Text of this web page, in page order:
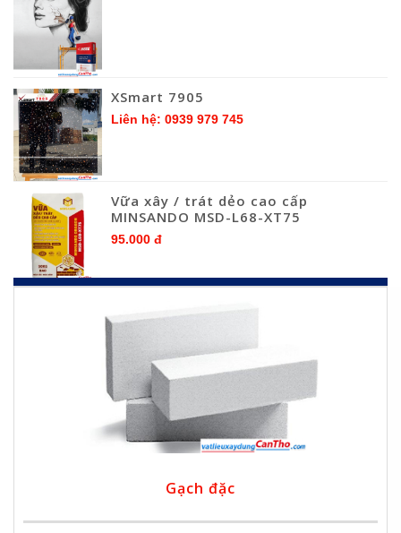
XSmart 7905
Liên hệ: 0939 979 745
Vữa xây / trát dẻo cao cấp
MINSANDO MSD-L68-XT75
95.000 đ
Gạch đặc